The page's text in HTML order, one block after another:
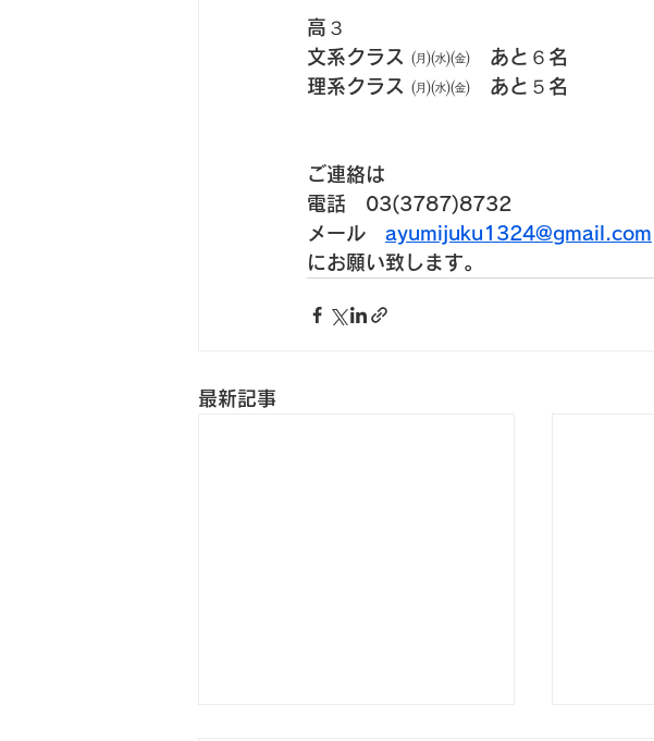
高３
文系クラス ㈪㈬㈮　あと６名
理系クラス ㈪㈬㈮　あと５名
ご連絡は
電話　03(3787)8732
メール ayumijuku1324@gmail.com
にお願い致します。
最新記事